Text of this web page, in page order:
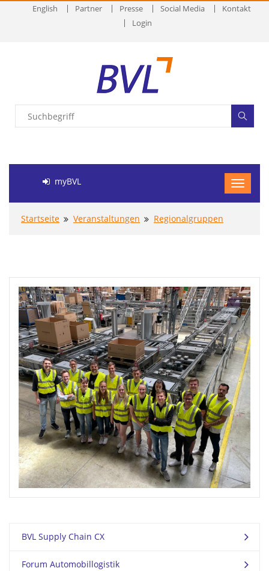
English Partner Presse Social Media
Kontakt
Login
myBVL
Startseite Veranstaltungen Regionalgruppen
BVL Supply Chain CX
Forum Automobillogistik